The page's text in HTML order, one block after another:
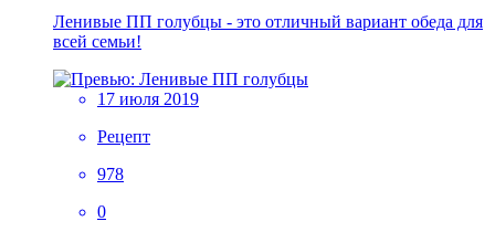
Ленивые ПП голубцы - это отличный вариант обеда для
всей семьи!
17 июля 2019
Рецепт
978
0